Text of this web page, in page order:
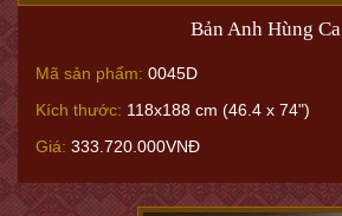
Bản Anh Hùng Ca
Mã sản phẩm: 0045D
Kích thước: 118x188 cm (46.4 x 74")
Giá: 333.720.000VNĐ